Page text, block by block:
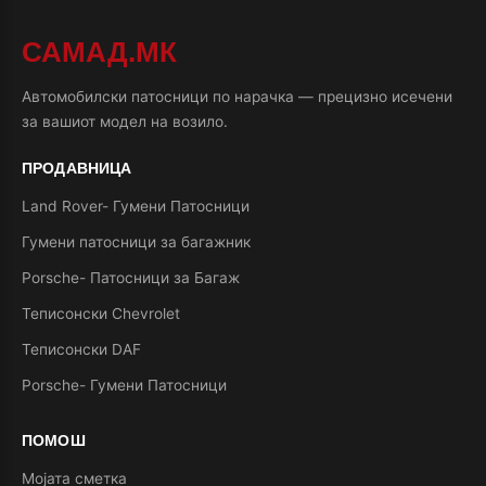
САМАД.МК
Автомобилски патосници по нарачка — прецизно исечени
за вашиот модел на возило.
ПРОДАВНИЦА
Land Rover- Гумени Патосници
Гумени патосници за багажник
Porsche- Патосници за Багаж
Теписонски Chevrolet
Теписонски DAF
Porsche- Гумени Патосници
ПОМОШ
Мојата сметка